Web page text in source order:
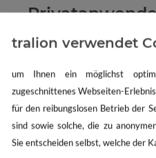
Betriebssystem, speziell
den täglichen Gebrauch. Es
Oberfläche, moderne
Performance, die das
Kommunizieren einfacher
tralion verwendet
um Ihnen ein möglichst
zugeschnittenes Webseiten-
für den reibungslosen Betrieb der
sind sowie solche, die zu
Sie entscheiden selbst, welche der